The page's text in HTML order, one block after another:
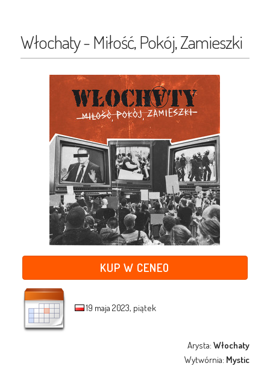
Włochaty - Miłość, Pokój, Zamieszki
KUP W CENEO
19 maja 2023, piątek
Arysta:Włochaty
Wytwórnia: Mystic